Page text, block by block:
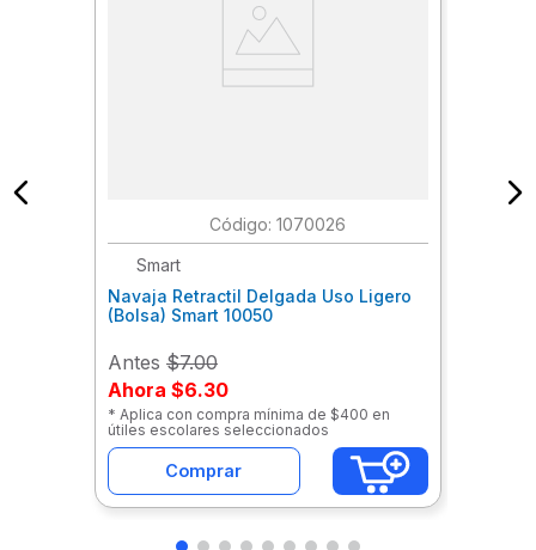
: 1070026
Smart
Navaja Retractil Delgada Uso Ligero
(Bolsa) Smart 10050
Antes $7.00
Ahora $6.30
* Aplica con compra mínima de $400 en
útiles escolares seleccionados
Comprar